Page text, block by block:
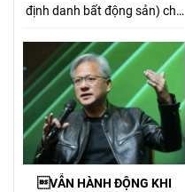
định danh bất động sản) cho
theo Nghị định
357/2025/NĐ-CP (ban hành
ngày 31/12/2025, hiệu lực từ
1/3/2026) về xây dựng, quản
lý và sử dụng hệ thống thông
tin, cơ sở dữ liệu về nhà ở và
thị trường bất động sản.
VẪN HÀNH ĐỘNG KHI